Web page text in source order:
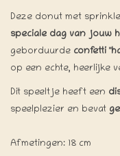
Deze donut met
speciale dag van jouw
geborduurde confetti
op een echte, heerlijke
Dit speeltje heeft een
speelplezier en bevat
Afmetingen: 18 cm